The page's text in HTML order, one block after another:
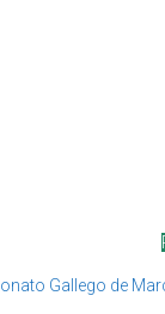
Gallego de